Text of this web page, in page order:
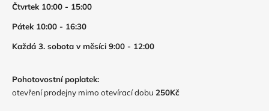
Čtvrtek 10:00 - 15:00
Pátek 10:00 - 16:30
Každá 3. sobota v měsíci 9:00 - 12:00
Pohotovostní poplatek:
otevření prodejny mimo otevírací dobu 250Kč